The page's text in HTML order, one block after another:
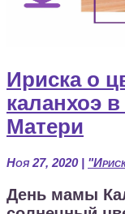
Ириска о
каланхоэ
Матери
Ноя 27, 2020|
День мамы